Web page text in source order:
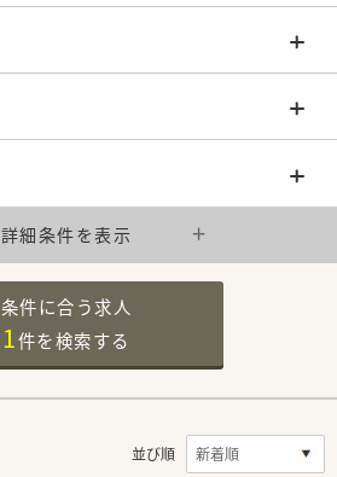
詳細条件を表示
条件に合う求人
1件を検索する
並び順